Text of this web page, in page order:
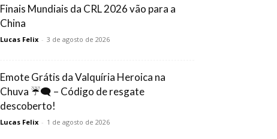
Finais Mundiais da CRL 2026 vão para a
China
Lucas Felix - 3 de agosto de 2026
Emote Grátis da Valquíria Heroica na
Chuva ☔🗨️ – Código de resgate
descoberto!
Lucas Felix - 1 de agosto de 2026